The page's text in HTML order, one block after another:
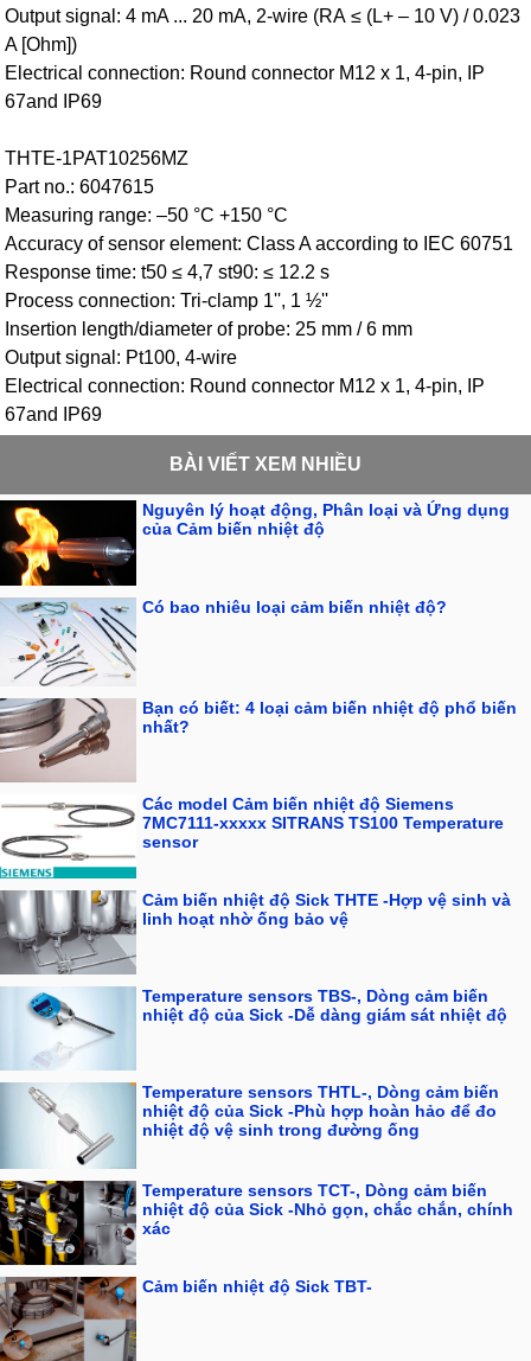
Output signal: 4 mA ... 20 mA, 2-wire (RA ≤ (L+ – 10 V) / 0.023
A [Ohm])
Electrical connection: Round connector M12 x 1, 4-pin, IP
67and IP69
THTE-1PAT10256MZ
Part no.: 6047615
Measuring range: –50 °C +150 °C
Accuracy of sensor element: Class A according to IEC 60751
Response time: t50 ≤ 4,7 st90: ≤ 12.2 s
Process connection: Tri-clamp 1'', 1 ½''
Insertion length/diameter of probe: 25 mm / 6 mm
Output signal: Pt100, 4-wire
Electrical connection: Round connector M12 x 1, 4-pin, IP
67and IP69
BÀI VIẾT XEM NHIỀU
Nguyên lý hoạt động, Phân loại và Ứng dụng
của Cảm biến nhiệt độ
Có bao nhiêu loại cảm biến nhiệt độ?
Bạn có biết: 4 loại cảm biến nhiệt độ phổ biến
nhất?
Các model Cảm biến nhiệt độ Siemens
7MC7111-xxxxx SITRANS TS100 Temperature
sensor
Cảm biến nhiệt độ Sick THTE -Hợp vệ sinh và
linh hoạt nhờ ống bảo vệ
Temperature sensors TBS-, Dòng cảm biến
nhiệt độ của Sick -Dễ dàng giám sát nhiệt độ
Temperature sensors THTL-, Dòng cảm biến
nhiệt độ của Sick -Phù hợp hoàn hảo để đo
nhiệt độ vệ sinh trong đường ống
Temperature sensors TCT-, Dòng cảm biến
nhiệt độ của Sick -Nhỏ gọn, chắc chắn, chính
xác
Cảm biến nhiệt độ Sick TBT-